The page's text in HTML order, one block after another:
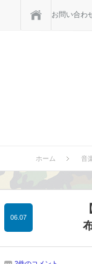
お問い合わ
ホーム 音
06.07